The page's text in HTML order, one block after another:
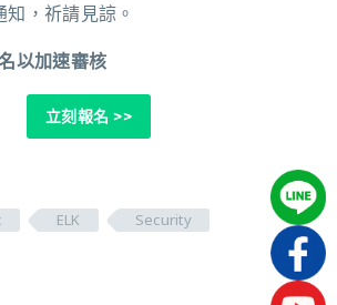
，祈請見諒。
以加速審核
立刻報名>>
ELK
Security